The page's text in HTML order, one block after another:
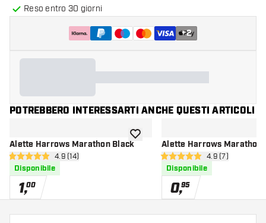
Reso entro 30 giorni
+2
POTREBBERO INTERESSARTI ANCHE QUESTI ARTICOLI
Alette Harrows Marathon Black
apri pannello recensioni
4.9 stelle di valutazione
4.9 (14)
Disponibile
1,00
aggiungi alla lista dei desideri
Alette Harrows Marathon
apri pannello
4.9 stelle di valutazione
4.9 (7)
Disponibile
0,95